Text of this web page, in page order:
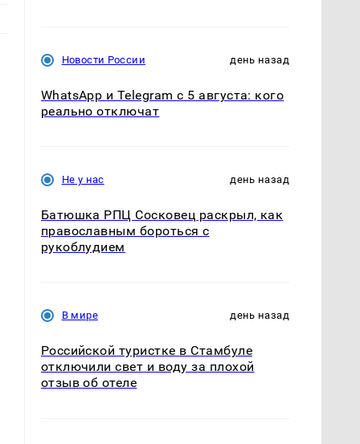
Новости России день назад
WhatsApp и Telegram с 5 августа: кого
реально отключат
Не у нас день назад
Батюшка РПЦ Сосковец раскрыл, как
православным бороться с
рукоблудием
В мире день назад
Российской туристке в Стамбуле
отключили свет и воду за плохой
отзыв об отеле